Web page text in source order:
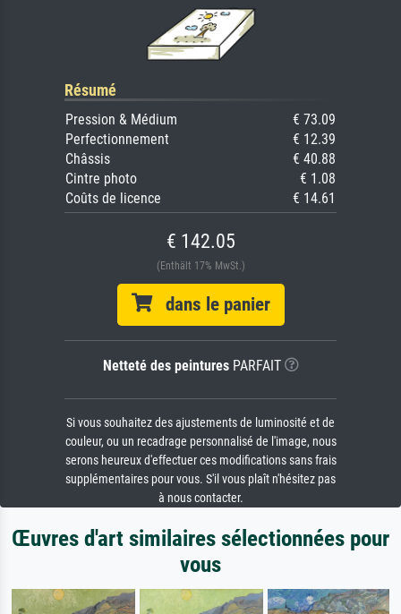
Résumé
Pression & Médium
€ 73.09
Perfectionnement
€ 12.39
Châssis
€ 40.88
Cintre photo
€ 1.08
Coûts de licence
€ 14.61
€ 142.05
(Enthält 17% MwSt.)
dans le panier
Netteté des peinturesPARFAIT
Si vous souhaitez des ajustements de luminosité et de
couleur, ou un recadrage personnalisé de l'image, nous
serons heureux d'effectuer ces modifications sans frais
supplémentaires pour vous. S'il vous plaît n'hésitez pas
à nous contacter.
Œuvres d'art similaires sélectionnées pour
vous